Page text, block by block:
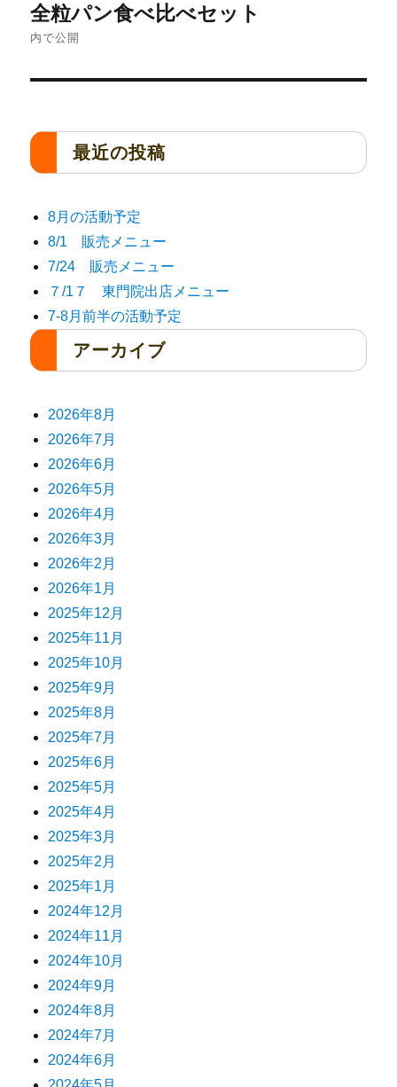
全粒パン食べ比べセット
内で公開
最近の投稿
8月の活動予定
8/1 販売メニュー
7/24 販売メニュー
７/1７ 東門院出店メニュー
7-8月前半の活動予定
アーカイブ
2026年8月
2026年7月
2026年6月
2026年5月
2026年4月
2026年3月
2026年2月
2026年1月
2025年12月
2025年11月
2025年10月
2025年9月
2025年8月
2025年7月
2025年6月
2025年5月
2025年4月
2025年3月
2025年2月
2025年1月
2024年12月
2024年11月
2024年10月
2024年9月
2024年8月
2024年7月
2024年6月